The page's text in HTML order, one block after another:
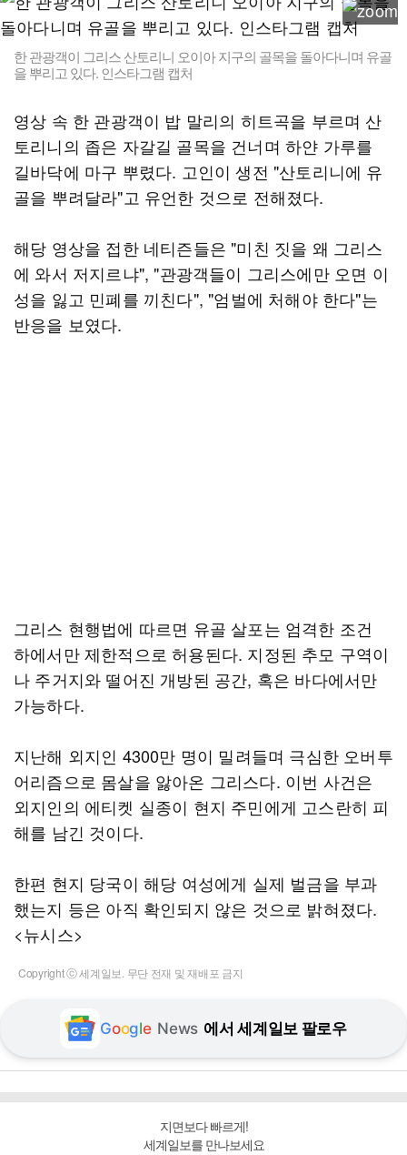
한 관광객이 그리스 산토리니 오이아 지구의 골목을 돌아다니며 유골
을 뿌리고 있다. 인스타그램 캡처
영상 속 한 관광객이 밥 말리의 히트곡을 부르며 산
토리니의 좁은 자갈길 골목을 건너며 하얀 가루를
길바닥에 마구 뿌렸다. 고인이 생전 "산토리니에 유
골을 뿌려달라"고 유언한 것으로 전해졌다.
해당 영상을 접한 네티즌들은 "미친 짓을 왜 그리스
에 와서 저지르냐", "관광객들이 그리스에만 오면 이
성을 잃고 민폐를 끼친다", "엄벌에 처해야 한다"는
반응을 보였다.
그리스 현행법에 따르면 유골 살포는 엄격한 조건
하에서만 제한적으로 허용된다. 지정된 추모 구역이
나 주거지와 떨어진 개방된 공간, 혹은 바다에서만
가능하다.
지난해 외지인 4300만 명이 밀려들며 극심한 오버투
어리즘으로 몸살을 앓아온 그리스다. 이번 사건은
외지인의 에티켓 실종이 현지 주민에게 고스란히 피
해를 남긴 것이다.
한편 현지 당국이 해당 여성에게 실제 벌금을 부과
했는지 등은 아직 확인되지 않은 것으로 밝혀졌다.
<뉴시스>
Copyright ⓒ 세계일보. 무단 전재 및 재배포 금지
Google News 에서 세계일보 팔로우
지면보다 빠르게!
세계일보를 만나보세요